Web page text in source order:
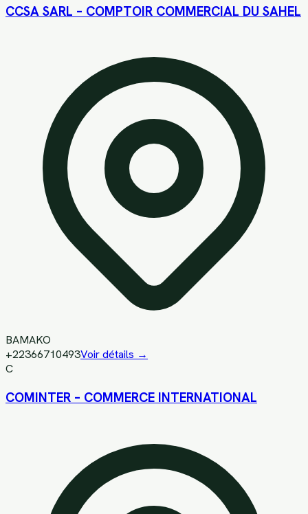
CCSA SARL – COMPTOIR COMMERCIAL DU SAHEL
BAMAKO
+22366710493Voir détails →
C
COMINTER – COMMERCE INTERNATIONAL